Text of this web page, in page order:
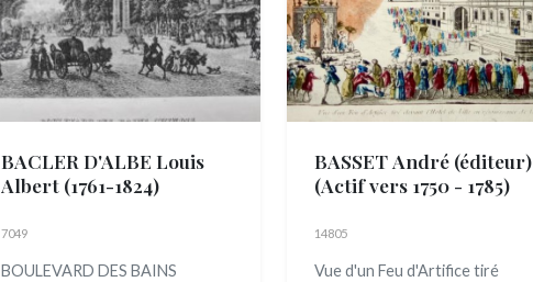
BACLER D'ALBE Louis
Albert (1761-1824)
7049
BOULEVARD DES BAINS
BASSET André (éditeur)
(Actif vers 1750 - 1785)
14805
Vue d'un Feu d'Artifice tiré